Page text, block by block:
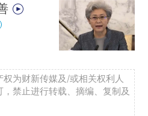
为财新传媒及/或相关权利人
禁止进行转载、摘编、复制及